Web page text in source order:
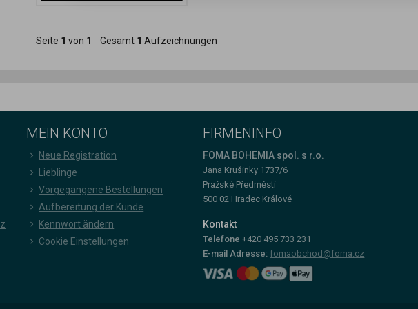
Seite 1 von 1 Gesamt 1 Aufzeichnungen
MEIN KONTO
Neue Registration
Lieblinge
Vorgegangene Bestellungen
Aufbereitung der Kunde
Kennwort ändern
Cookie Einstellungen
FIRMENINFO
FOMA BOHEMIA spol. s r.o.
Jana Krušinky 1737/6
Pražské Předměstí
500 02 Hradec Králové
Kontakt
Telefone+420 495 733 231
E-mail Adresse: fomaobchod@foma.cz